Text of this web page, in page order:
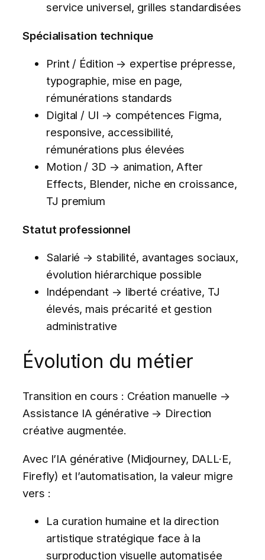
service universel, grilles standardisées
Spécialisation technique
Print / Édition → expertise prépresse,
typographie, mise en page,
rémunérations standards
Digital / UI → compétences Figma,
responsive, accessibilité,
rémunérations plus élevées
Motion / 3D → animation, After
Effects, Blender, niche en croissance,
TJ premium
Statut professionnel
Salarié → stabilité, avantages sociaux,
évolution hiérarchique possible
Indépendant → liberté créative, TJ
élevés, mais précarité et gestion
administrative
Évolution du métier
Transition en cours : Création manuelle →
Assistance IA générative → Direction
créative augmentée.
Avec l’IA générative (Midjourney, DALL·E,
Firefly) et l’automatisation, la valeur migre
vers :
La curation humaine et la direction
artistique stratégique face à la
surproduction visuelle automatisée